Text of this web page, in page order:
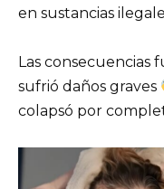
en sustancias
Las consecuencias
sufrió daños graves
colapsó por